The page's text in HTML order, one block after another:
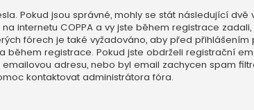
Pokud jsou správné, mohly se stát následující
internetu COPPA a vy jste během registrace
fórech je také vyžadováno, aby před
registrace. Pokud jste obdrželi registrační
adresu, nebo byl email zachycen spam
kontaktovat administrátora fóra.